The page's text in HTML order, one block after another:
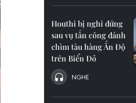
Houthi bị nghi đứng
sau vụ tấn công đánh
chìm tàu hàng Ấn Độ
trên Biển Đỏ
NGHE